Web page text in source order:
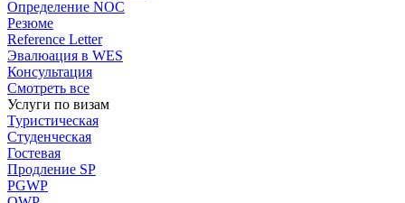
Определение NOC
Резюме
Reference Letter
Эвалюация в WES
Консультация
Смотреть все
Услуги по визам
Туристическая
Студенческая
Гостевая
Продление SP
PGWP